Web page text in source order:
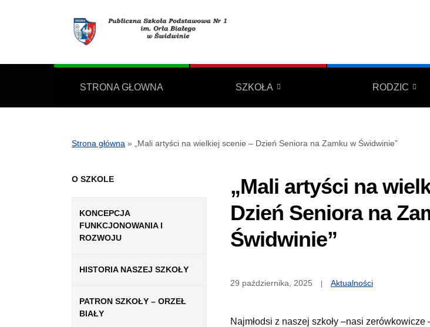
STRONA GŁOWNA SZKOŁA RODZIC
Strona główna » „Mali artyści na wielkiej scenie – Dzień Seniora na Zamku w Świdwinie”
O SZKOLE
KONCEPCJA
FUNKCJONOWANIA I
ROZWOJU
HISTORIA NASZEJ SZKOŁY
PATRON SZKOŁY – ORZEŁ
BIAŁY
„Mali artyści na
Dzień Seniora na
Świdwinie”
29 października, 2025 Aktualności
Najmłodsi z naszej szkoły –nasi